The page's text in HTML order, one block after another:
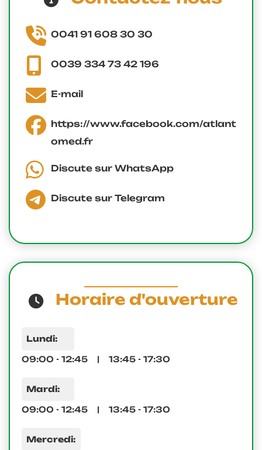
0041 91 608 30 30
0039 334 73 42 196
E-mail
https://www.facebook.com/atlant
omed.fr
Discute sur WhatsApp
Discute sur Telegram
Horaire d'ouverture
Lundi:
09:00 - 12:45 | 13:45 - 17:30
Mardi:
09:00 - 12:45 | 13:45 - 17:30
Mercredi: